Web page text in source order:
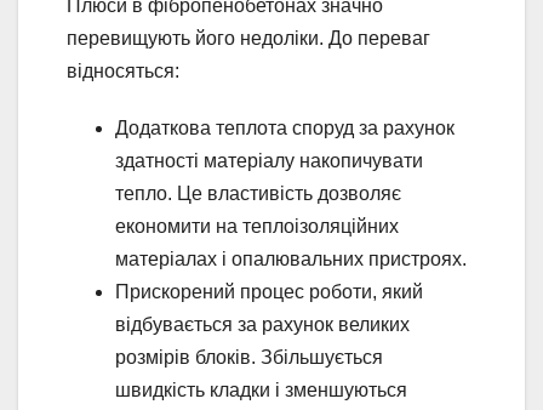
Плюси в фібропенобетонах значно
перевищують його недоліки. До переваг
відносяться:
Додаткова теплота споруд за рахунок
здатності матеріалу накопичувати
тепло. Це властивість дозволяє
економити на теплоізоляційних
матеріалах і опалювальних пристроях.
Прискорений процес роботи, який
відбувається за рахунок великих
розмірів блоків. Збільшується
швидкість кладки і зменшуються